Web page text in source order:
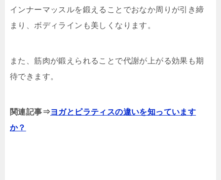
インナーマッスルを鍛えることでおなか周りが引き締
まり、ボディラインも美しくなります。
また、筋肉が鍛えられることで代謝が上がる効果も期
待できます。
関連記事⇒ヨガとピラティスの違いを知っています
か？